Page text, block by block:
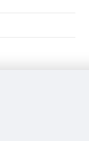
презентабельно и
чехлов, папок и
и произвести
и партнеров. Тиснение